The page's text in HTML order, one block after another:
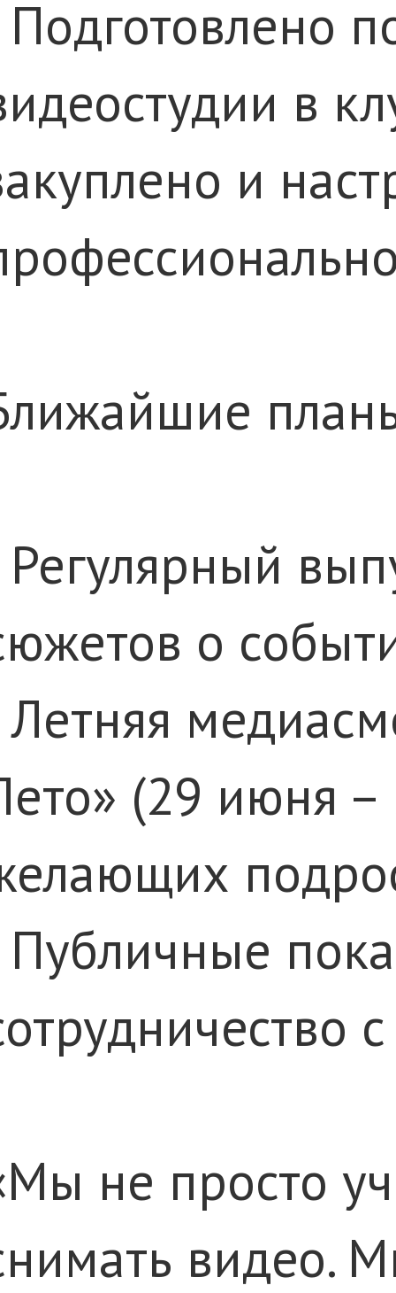
Подготовлено
в
и
Регулярный
о
Летняя
(29 июня –
Публичные
не просто
видео.